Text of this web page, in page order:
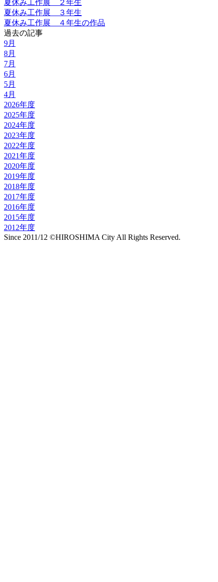
夏休み工作展 ２年生
夏休み工作展 ３年生
夏休み工作展 ４年生の作品
過去の記事
9月
8月
7月
6月
5月
4月
2026年度
2025年度
2024年度
2023年度
2022年度
2021年度
2020年度
2019年度
2018年度
2017年度
2016年度
2015年度
2012年度
Since 2011/12 ©HIROSHIMA City All Rights Reserved.